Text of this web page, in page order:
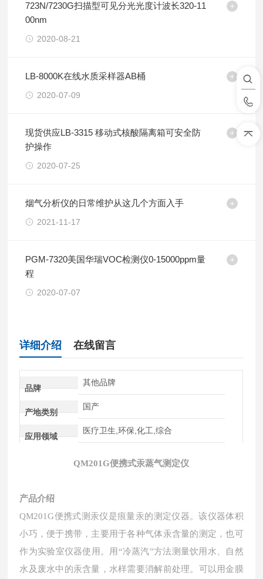
723N/7230G扫描型可见分光光度计波长320-11
00nm
2020-08-21
LB-8000K在线水质采样器AB桶
2020-07-09
现货供应LB-3315 移动式核酸隔离箱可安全防
护操作
2020-07-25
烟气分析仪的日常维护从这几个方面入手
2021-11-17
PGM-7320美国华瑞VOC检测仪0-15000ppm量
程
2020-07-07
详细介绍 在线留言
品牌
其他品牌
产地类别
国产
应用领域
医疗卫生,环保,化工,综合
QM201G便携式汞蒸气测定仪
产品介绍
QM201G便携式测汞仪是痕量汞的测定仪器。该仪器体积
小巧，便于携带，主要用于各种气体汞含量的测定，也可
作为实验室仪器使用。用“冷蒸汽”方法测量饮用水、自然
水及废水中的汞含量，水样需要消解前处理。可以用金膜